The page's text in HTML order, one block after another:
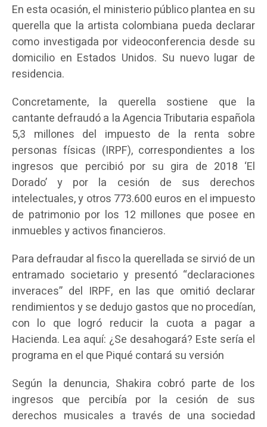
En esta ocasión, el ministerio público plantea en su
querella que la artista colombiana pueda declarar
como investigada por videoconferencia desde su
domicilio en Estados Unidos. Su nuevo lugar de
residencia.
Concretamente, la querella sostiene que la
cantante defraudó a la Agencia Tributaria española
5,3 millones del impuesto de la renta sobre
personas físicas (IRPF), correspondientes a los
ingresos que percibió por su gira de 2018 ‘El
Dorado’ y por la cesión de sus derechos
intelectuales, y otros 773.600 euros en el impuesto
de patrimonio por los 12 millones que posee en
inmuebles y activos financieros.
Para defraudar al fisco la querellada se sirvió de un
entramado societario y presentó “declaraciones
inveraces” del IRPF, en las que omitió declarar
rendimientos y se dedujo gastos que no procedían,
con lo que logró reducir la cuota a pagar a
Hacienda. Lea aquí: ¿Se desahogará? Este sería el
programa en el que Piqué contará su versión
Según la denuncia, Shakira cobró parte de los
ingresos que percibía por la cesión de sus
derechos musicales a través de una sociedad